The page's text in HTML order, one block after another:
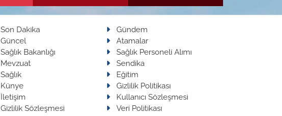
Son Dakika
Gündem
Güncel
Atamalar
Sağlık Bakanlığı
Sağlık Personeli Alımı
Mevzuat
Sendika
Sağlık
Eğitim
Künye
Gizlilik Politikası
İletişim
Kullanıcı Sözleşmesi
Gizlilik Sözleşmesi
Veri Politikası